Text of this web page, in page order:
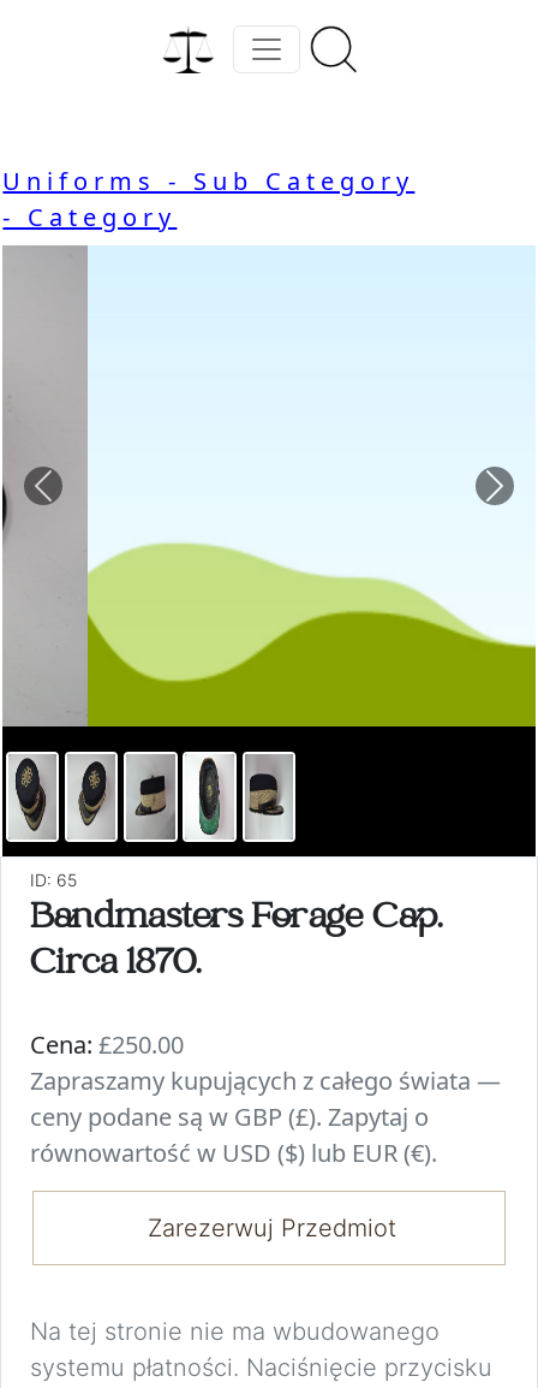
Uniforms - Sub Category
- Category
Previous
ID: 65
Bandmasters Forage Cap.
Circa 1870.
Cena: £250.00
Zapraszamy kupujących z całego świata —
ceny podane są w GBP (£). Zapytaj o
równowartość w USD ($) lub EUR (€).
Zarezerwuj Przedmiot
Na tej stronie nie ma wbudowanego
systemu płatności. Naciśnięcie przycisku